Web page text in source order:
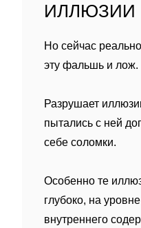
ИЛЛЮЗИИ
Но сейчас
эту фальшь и лож.
Разрушает
пытались с ней
себе соломки.
Особенно те
глубоко, на
внутреннего